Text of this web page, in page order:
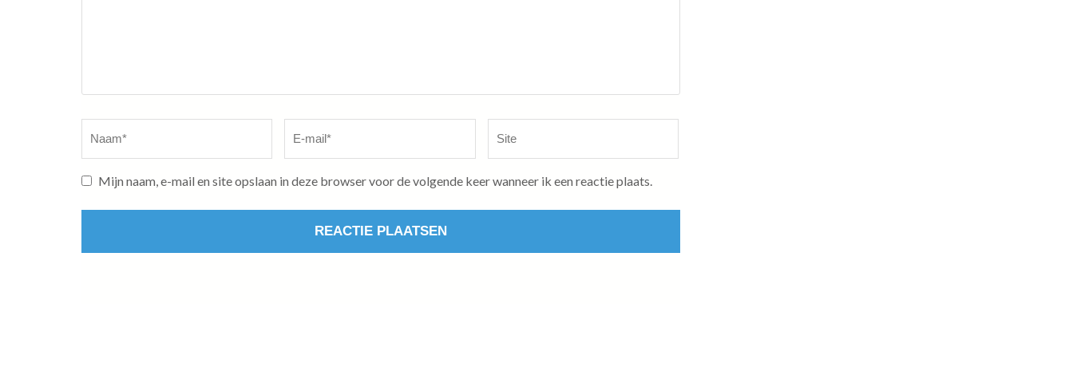
mail*
Mijn naam, e-mail en site opslaan in deze browser voor de volgende keer wanneer ik een reactie plaats.